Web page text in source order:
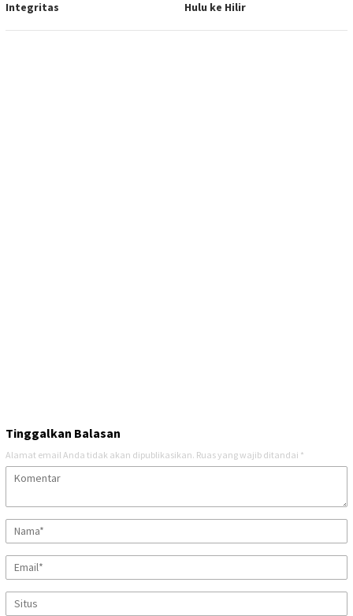
Integritas Hulu ke Hilir
Tinggalkan Balasan
Alamat email Anda tidak akan dipublikasikan. Ruas yang wajib ditandai *